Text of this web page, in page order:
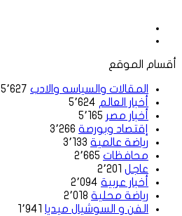
أقسام الموقع
المقالات والسياسه والادب 5٬627
أخبار العالم 5٬624
أخبار مصر 5٬165
إقتصاد وبورصة 3٬266
رياضة عالمية 3٬133
محافظات 2٬665
عاجل 2٬201
أخبار عربية 2٬094
رياضة محلية 2٬018
الفن و السوشيال ميديا 1٬941